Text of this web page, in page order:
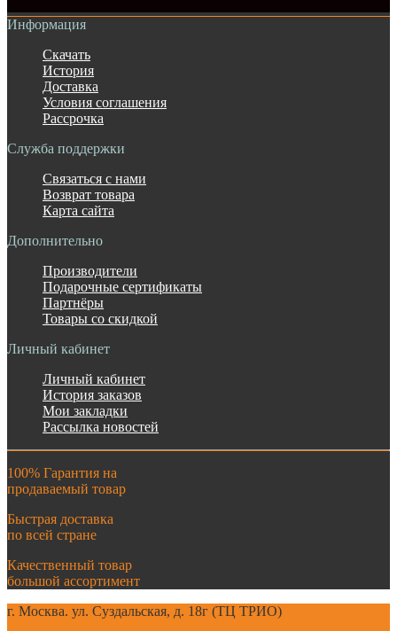
Информация
Скачать
История
Доставка
Условия соглашения
Рассрочка
Служба поддержки
Связаться с нами
Возврат товара
Карта сайта
Дополнительно
Производители
Подарочные сертификаты
Партнёры
Товары со скидкой
Личный кабинет
Личный кабинет
История заказов
Мои закладки
Рассылка новостей
100% Гарантия на
продаваемый товар
Быстрая доставка
по всей стране
Качественный товар
большой ассортимент
г. Москва. ул. Суздальская, д. 18г (ТЦ ТРИО)